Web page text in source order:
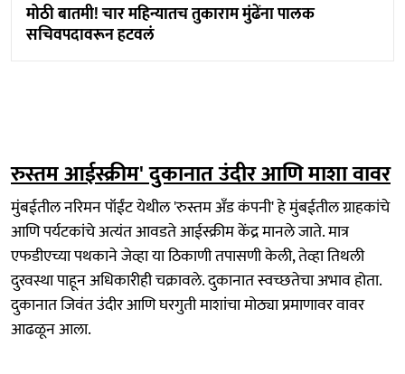
मोठी बातमी! चार महिन्यातच तुकाराम मुंढेंना पालक
सचिवपदावरून हटवलं
रुस्तम आईस्क्रीम' दुकानात उंदीर आणि माशा वावर
मुंबईतील नरिमन पॉईंट येथील 'रुस्तम अँड कंपनी' हे मुंबईतील ग्राहकांचे
आणि पर्यटकांचे अत्यंत आवडते आईस्क्रीम केंद्र मानले जाते. मात्र
एफडीएच्या पथकाने जेव्हा या ठिकाणी तपासणी केली, तेव्हा तिथली
दुरवस्था पाहून अधिकारीही चक्रावले. दुकानात स्वच्छतेचा अभाव होता.
दुकानात जिवंत उंदीर आणि घरगुती माशांचा मोठ्या प्रमाणावर वावर
आढळून आला.